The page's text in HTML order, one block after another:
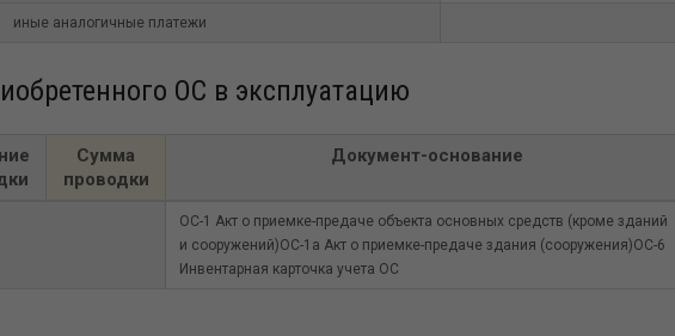
иные аналогичные платежи
ОС в эксплуатацию
Сумма
проводки
Документ-основание
ОС-1 Акт о приемке-предаче объекта основных средств (кроме зданий
и сооружений)ОС-1а Акт о приемке-предаче здания (сооружения)ОС-6
Инвентарная карточка учета ОС